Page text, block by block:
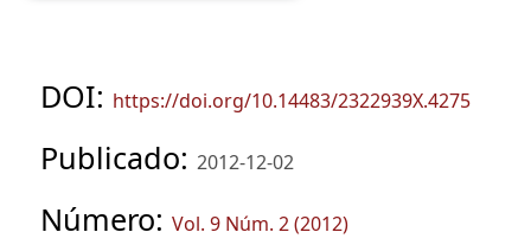
DOI: https://doi.org/10.14483/2322939X.4275
Publicado: 2012-12-02
Número: Vol. 9 Núm. 2 (2012)